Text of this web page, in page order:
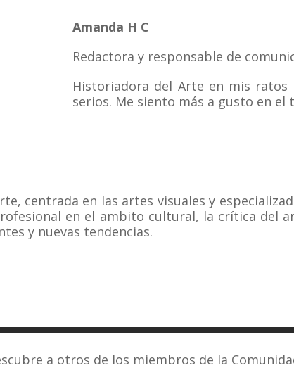
Amanda H C
Redactora y responsable de
Historiadora del Arte en mis ratos
serios. Me siento más a gusto en el
centrada en las artes visuales y
en el ambito cultural, la crítica del
y nuevas tendencias.
a otros de los miembros de la